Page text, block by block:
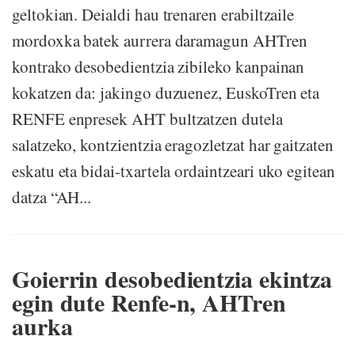
geltokian. Deialdi hau trenaren erabiltzaile
mordoxka batek aurrera daramagun AHTren
kontrako desobedientzia zibileko kanpainan
kokatzen da: jakingo duzuenez, EuskoTren eta
RENFE enpresek AHT bultzatzen dutela
salatzeko, kontzientzia eragozletzat har gaitzaten
eskatu eta bidai-txartela ordaintzeari uko egitean
datza “AH...
Goierrin desobedientzia ekintza
egin dute Renfe-n, AHTren
aurka